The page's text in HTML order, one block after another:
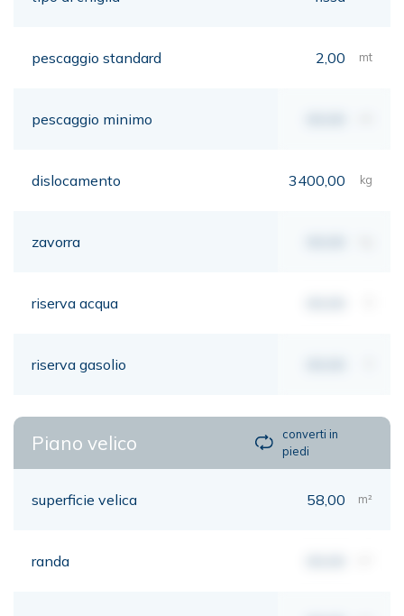
pescaggio standard 2,00 mt
pescaggio minimo
dislocamento 3400,00 kg
zavorra
riserva acqua
riserva gasolio
Piano velico
converti in
piedi
superficie velica 58,00 m²
randa